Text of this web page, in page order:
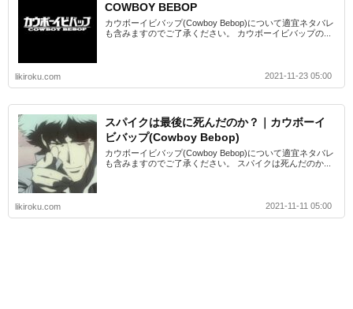
COWBOY BEBOP
カウボーイビバップ(Cowboy Bebop)について適宜ネタバレ
も含みますのでご了承ください。 カウボーイビバップの...
likiroku.com 2021-11-23 05:00
スパイクは最後に死んだのか？｜カウボーイ
ビバップ(Cowboy Bebop)
カウボーイビバップ(Cowboy Bebop)について適宜ネタバレ
も含みますのでご了承ください。 スパイクは死んだのか...
likiroku.com 2021-11-11 05:00